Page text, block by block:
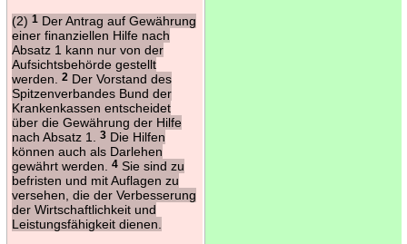
(2) 1Der Antrag auf Gewährung
einer finanziellen Hilfe nach
Absatz 1 kann nur von der
Aufsichtsbehörde gestellt
werden.
2Der Vorstand des
Spitzenverbandes Bund der
Krankenkassen entscheidet
über die Gewährung der Hilfe
nach Absatz 1.
3Die Hilfen
können auch als Darlehen
gewährt werden.
4Sie sind zu
befristen und mit Auflagen zu
versehen, die der Verbesserung
der Wirtschaftlichkeit und
Leistungsfähigkeit dienen.